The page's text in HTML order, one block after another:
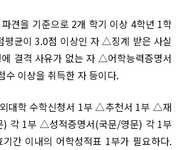
견을 기준으로 2개 학기 이상 4학년 1학
균이 3.0점 이상인 자 △징계 받은 사실
결격 사유가 없는 자 △어학능력증명서
수 이상을 취득한 자 등이다.
대학 수학신청서 1부 △추천서 1부 △재
) 각 1부 △성적증명서(국문/영문) 각 1부
이내의 어학성적표 1부가 필요하다.